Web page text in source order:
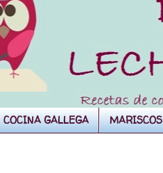
COCINA GALLEGA MARISCOS